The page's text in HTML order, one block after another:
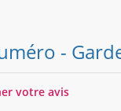
-
votre avis